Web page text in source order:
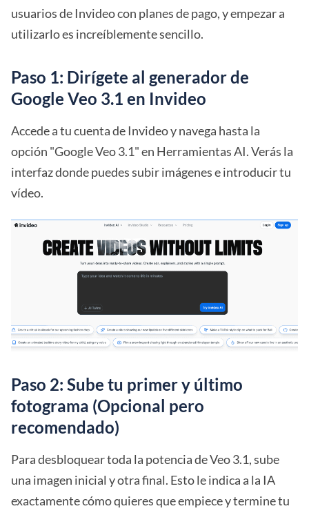
usuarios de Invideo con planes de pago, y empezar a
utilizarlo es increíblemente sencillo.
Paso 1: Dirígete al generador de
Google Veo 3.1 en Invideo
Accede a tu cuenta de Invideo y navega hasta la
opción "Google Veo 3.1" en Herramientas AI. Verás la
interfaz donde puedes subir imágenes e introducir tu
vídeo.
Paso 2: Sube tu primer y último
fotograma (Opcional pero
recomendado)
Para desbloquear toda la potencia de Veo 3.1, sube
una imagen inicial y otra final. Esto le indica a la IA
exactamente cómo quieres que empiece y termine tu